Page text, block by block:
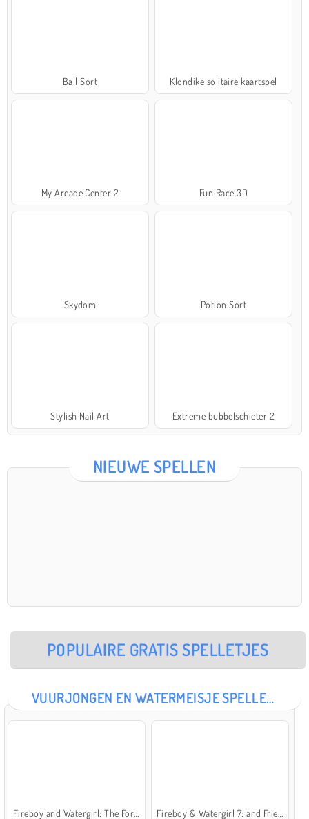
Ball Sort Klondike solitaire kaartspel
My Arcade Center 2 Fun Race 3D
Skydom Potion Sort
Stylish Nail Art Extreme bubbelschieter 2
NIEUWE SPELLEN
POPULAIRE GRATIS SPELLETJES
VUURJONGEN EN WATERMEISJE SPELLETJES